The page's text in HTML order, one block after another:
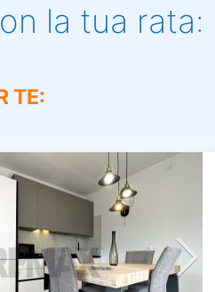
la tua rata:
TE: